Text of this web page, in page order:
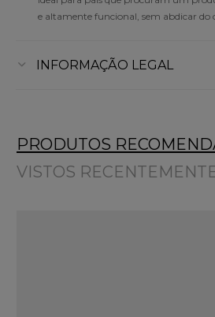
e altamente funcional, sem abdicar do
INFORMAÇÃO LEGAL
PRODUTOS
VISTOS